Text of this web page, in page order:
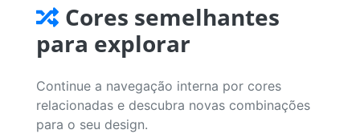
Cores semelhantes
para explorar
Continue a navegação interna por cores
relacionadas e descubra novas combinações
para o seu design.